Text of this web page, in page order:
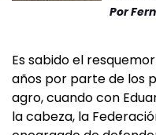
Por
Es sabido el
años por parte de los
agro, cuando con
la cabeza, la